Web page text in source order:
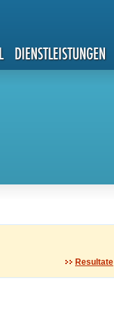
DIENSTLEISTUNGEN
Resultate